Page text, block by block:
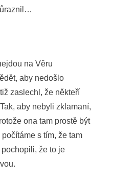
na Věru
aby nedošlo
zaslechl, že někteří
aby nebyli zklamaní,
ona tam prostě být
s tím, že tam
že to je